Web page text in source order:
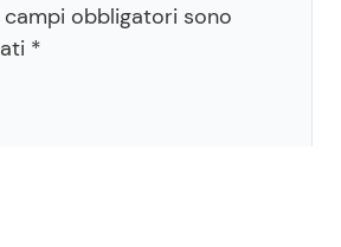
campi obbligatori sono
*